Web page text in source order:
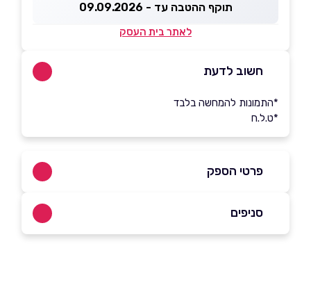
תוקף ההטבה עד - 09.09.2026
לאתר בית העסק
חשוב לדעת
*התמונות להמחשה בלבד
*ט.ל.ח
פרטי הספק
באתר בפייסבוק באינסטגרם
סניפים